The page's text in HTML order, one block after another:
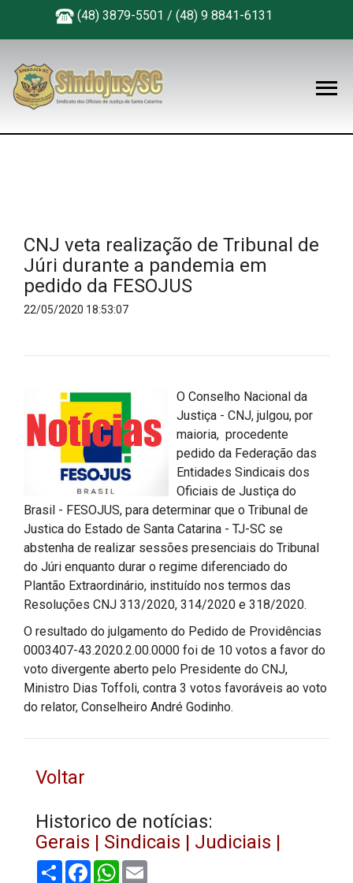
(48) 3879-5501 / (48) 9 8841-6131
CNJ veta realização de Tribunal de
Júri durante a pandemia em
pedido da FESOJUS
22/05/2020 18:53:07
O Conselho Nacional da
Justiça - CNJ, julgou, por
maioria, procedente
pedido da Federação das
Entidades Sindicais dos
Oficiais de Justiça do
Brasil - FESOJUS, para determinar que o Tribunal de
Justica do Estado de Santa Catarina - TJ-SC se
abstenha de realizar sessões presenciais do Tribunal
do Júri enquanto durar o regime diferenciado do
Plantão Extraordinário, instituído nos termos das
Resoluções CNJ 313/2020, 314/2020 e 318/2020.
O resultado do julgamento do Pedido de Providências
0003407-43.2020.2.00.0000 foi de 10 votos a favor do
voto divergente aberto pelo Presidente do CNJ,
Ministro Dias Toffoli, contra 3 votos favoráveis ao voto
do relator, Conselheiro André Godinho.
Voltar
Historico de notícias:
Gerais | Sindicais | Judiciais |
Share FacebookWhatsApp